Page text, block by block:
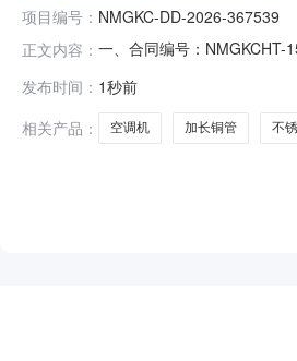
项目编号： NMGKC-DD-2026-367539
正文内容： 一、合同编号：NMGKCHT-
街84号驻呼联络处联系方式
发布时间： 1秒前
相关产品：
空调机 加长铜管 不